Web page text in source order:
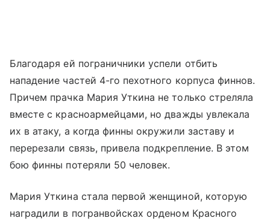
Благодаря ей пограничники успели отбить
нападение частей 4-го пехотного корпуса финнов.
Причем прачка Мария Уткина не только стреляла
вместе с красноармейцами, но дважды увлекала
их в атаку, а когда финны окружили заставу и
перерезали связь, привела подкрепление. В этом
бою финны потеряли 50 человек.
Мария Уткина стала первой женщиной, которую
наградили в погранвойсках орденом Красного